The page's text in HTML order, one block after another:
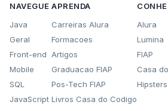
NAVEGUE
Java
Geral
Front-end
Mobile
SQL
JavaScript
APRENDA
Carreiras Alura
Formacoes
Artigos
Graduacao FIAP
Pos-Tech FIAP
Livros Casa do Codigo
Alura
Lumina
FIAP
Casa